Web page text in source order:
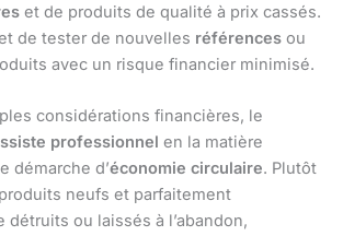
et de produits de qualité à prix cassés.
de tester de nouvelles références ou
avec un risque financier minimisé.
considérations financières, le
professionnel en la matière
démarche d’économie circulaire. Plutôt
neufs et parfaitement
ou laissés à l’abandon,